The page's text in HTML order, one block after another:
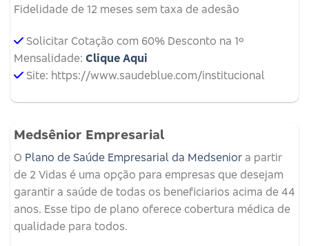
Fidelidade de 12 meses sem taxa de adesão
Solicitar Cotação com 60% Desconto na 1º
Mensalidade: Clique Aqui
Site: https://www.saudeblue.com/institucional
Medsênior Empresarial
O Plano de Saúde Empresarial da Medsenior a partir
de 2 Vidas é uma opção para empresas que desejam
garantir a saúde de todas os beneficiarios acima de 44
anos. Esse tipo de plano oferece cobertura médica de
qualidade para todos.